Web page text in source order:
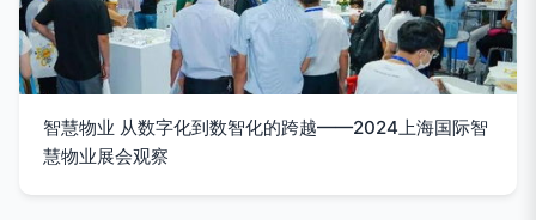
智慧物业 从数字化到数智化的跨越——2024上海国际智
慧物业展会观察